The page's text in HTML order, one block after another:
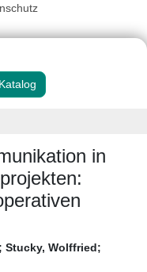
in
; Stucky, Wolffried;